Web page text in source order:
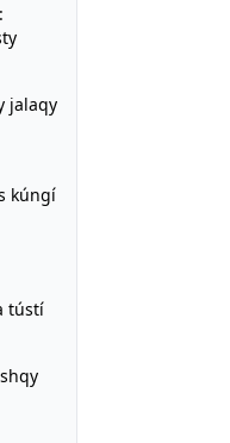
jalaqy
kúngí
tústí